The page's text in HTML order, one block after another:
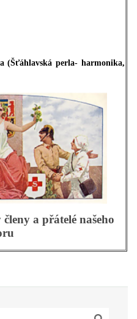
Střížovice 157, 332 07
IČO: 49183516
datové schránky: d3twtd3
Starosta sboru: Vladimír Plic
tel: +420 603 789 645
email: PlicVlada@seznam.cz
5. 8. 2026|Nahoru ↑
(Šťáhlavská perla- harmonika,
členy a přátelé našeho